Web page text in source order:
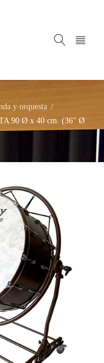
y orquesta /
90 Ø x 40 cm. (36″ Ø